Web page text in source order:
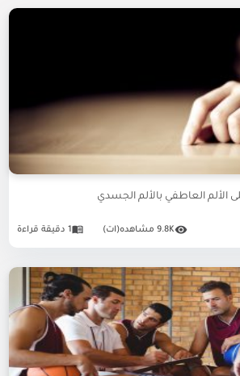
الألم العاطفي بالألم الجسدي
9.8K مشاهده(ات) 1 دقيقة قراءة